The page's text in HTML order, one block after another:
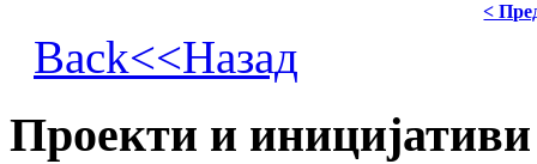
<
Back<<Назад
Проекти и иницијативи